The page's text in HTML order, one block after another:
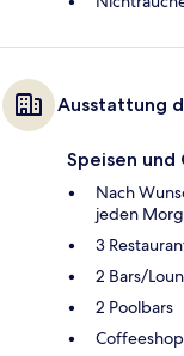
Ausstattung
Speisen und
Nach
jeden
3
2 Bars/
2 Poolbars
Coffeeshop